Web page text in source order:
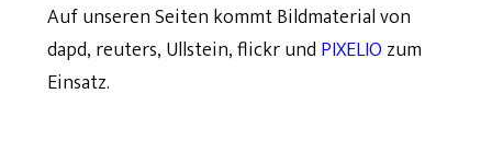
Auf unseren Seiten kommt Bildmaterial von
dapd, reuters, Ullstein, flickr und PIXELIO zum
Einsatz.